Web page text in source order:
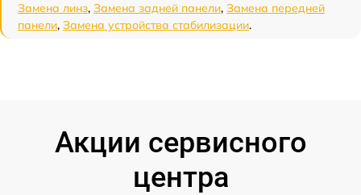
Замена линз, Замена задней панели, Замена передней
панели, Замена устройства стабилизации.
Акции сервисного
центра